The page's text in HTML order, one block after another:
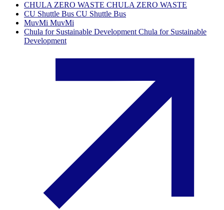
CHULA ZERO WASTE CHULA ZERO WASTE
CU Shuttle Bus CU Shuttle Bus
MuvMi MuvMi
Chula for Sustainable Development Chula for Sustainable
Development